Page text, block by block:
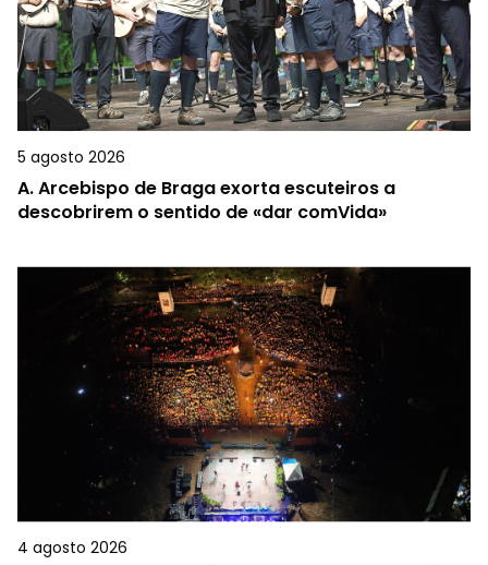
5 agosto 2026
A.Arcebispo de Braga exorta escuteiros a
descobrirem o sentido de «dar comVida»
4 agosto 2026